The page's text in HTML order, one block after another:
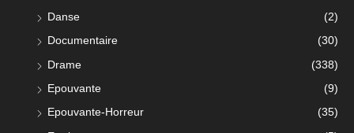
Danse (2)
Documentaire (30)
Drame (338)
Epouvante (9)
Epouvante-Horreur (35)